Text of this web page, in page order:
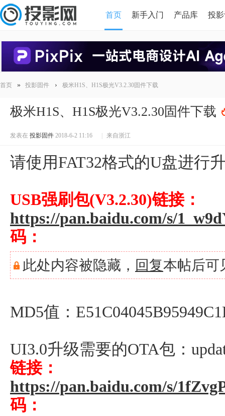
首页 新手入门 产品库 投
HDMI版本对比
首页 » 投影固件 › 极米H1S、H1S极光V3.2.30固件下载
极米H1S、H1S极光V3.2.30固件下载
发表在 投影固件 2018-6-2 11:16 来自浙江
请使用FAT32格式的U盘进行
USB强刷包(V3.2.30)链接：
https://pan.baidu.com/s/
码：
此处内容被隐藏， 回复本帖后可
MD5值：
UI3.0升级需要的OTA包：
链接：
https://pan.baidu.com/s/
码：